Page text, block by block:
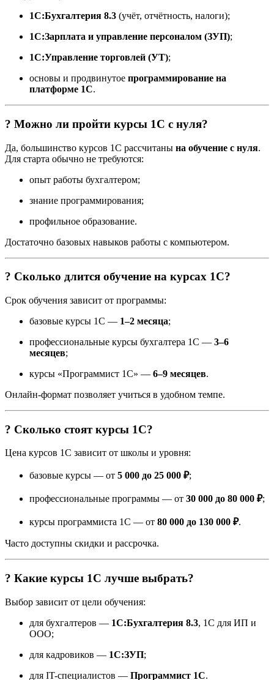
1С:Бухгалтерия 8.3 (учёт, отчётность, налоги);
1С:Зарплата и управление персоналом (ЗУП);
1С:Управление торговлей (УТ);
основы и продвинутое программирование на
платформе 1С.
? Можно ли пройти курсы 1С с нуля?
Да, большинство курсов 1С рассчитаны на обучение с нуля.
Для старта обычно не требуются:
опыт работы бухгалтером;
знание программирования;
профильное образование.
Достаточно базовых навыков работы с компьютером.
? Сколько длится обучение на курсах 1С?
Срок обучения зависит от программы:
базовые курсы 1С — 1–2 месяца;
профессиональные курсы бухгалтера 1С — 3–6
месяцев;
курсы «Программист 1С» — 6–9 месяцев.
Онлайн-формат позволяет учиться в удобном темпе.
? Сколько стоят курсы 1С?
Цена курсов 1С зависит от школы и уровня:
базовые курсы — от 5 000 до 25 000 ₽;
профессиональные программы — от 30 000 до 80 000 ₽;
курсы программиста 1С — от 80 000 до 130 000 ₽.
Часто доступны скидки и рассрочка.
? Какие курсы 1С лучше выбрать?
Выбор зависит от цели обучения:
для бухгалтеров — 1С:Бухгалтерия 8.3, 1С для ИП и
ООО;
для кадровиков — 1С:ЗУП;
для IT-специалистов — Программист 1С.